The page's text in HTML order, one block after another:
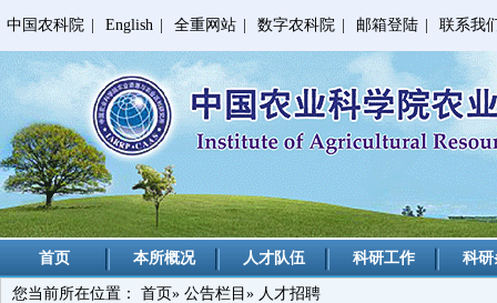
中国农科院 English 全重网站 数字农科院 邮箱登陆 联系我
首页 本所概况 人才队伍 科研工作 科
您当前所在位置： 首页» 公告栏目 » 人才招聘